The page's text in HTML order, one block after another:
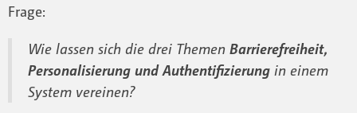
Frage:
Wie lassen sich die drei Themen Barrierefreiheit,
Personalisierung und Authentifizierung in einem
System vereinen?